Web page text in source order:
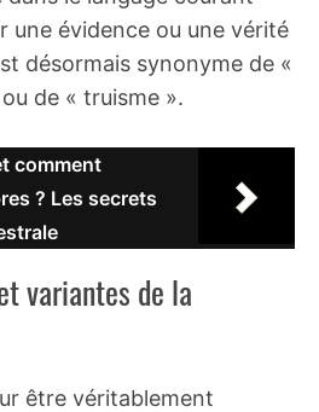
une évidence ou une vérité
désormais synonyme de «
de « truisme ».
comment
? Les secrets
variantes de la
être véritablement